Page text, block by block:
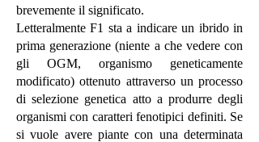
brevemente il significato.
Letteralmente F1 sta a indicare un ibrido in
prima generazione (niente a che vedere con
gli OGM, organismo geneticamente
modificato) ottenuto attraverso un processo
di selezione genetica atto a produrre degli
organismi con caratteri fenotipici definiti. Se
si vuole avere piante con una determinata